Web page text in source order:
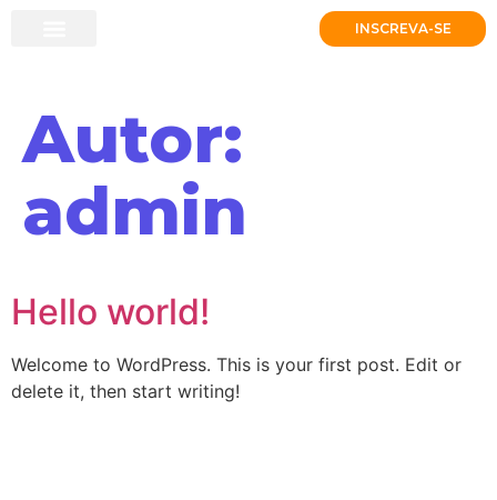
INSCREVA-SE
Autor:
admin
Hello world!
Welcome to WordPress. This is your first post. Edit or
delete it, then start writing!